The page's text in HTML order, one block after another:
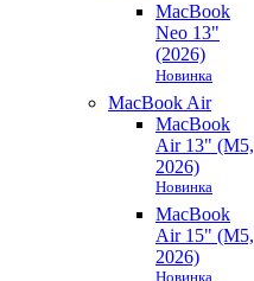
MacBook
Neo 13"
(2026)
Новинка
MacBook Air
MacBook
Air 13" (M5,
2026)
Новинка
MacBook
Air 15" (M5,
2026)
Новинка